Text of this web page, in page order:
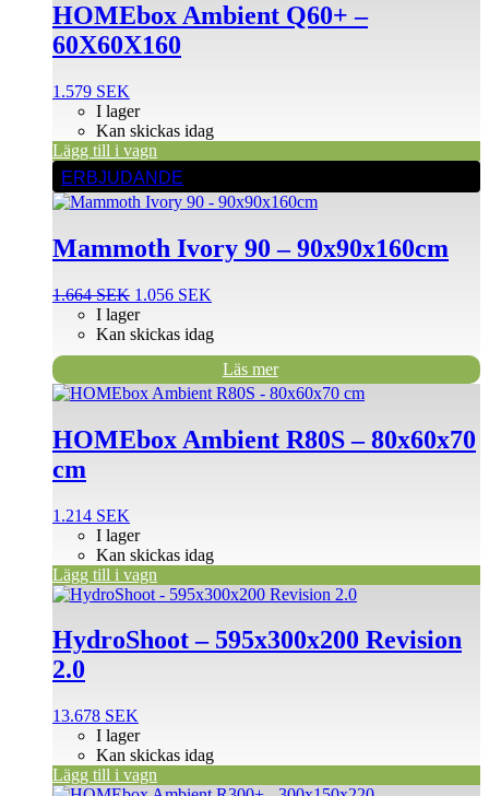
HOMEbox Ambient Q60+ –
60X60X160
1.579 SEK
I lager
Kan skickas idag
Lägg till i vagn
ERBJUDANDE
Mammoth Ivory 90 – 90x90x160cm
1.664SEK Det
ursprungliga
priset
var:
1.056 SEK
priset
är:
1.056 SEK.
I lager
Kan skickas idag
Läs mer
HOMEbox Ambient R80S – 80x60x70
cm
1.214 SEK
I lager
Kan skickas idag
Lägg till i vagn
HydroShoot – 595x300x200 Revision
2.0
13.678 SEK
I lager
Kan skickas idag
Lägg till i vagn